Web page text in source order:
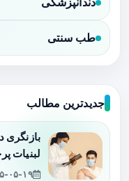
طب سنتی
جدیدترین مطالب
لبنیات
۱۴۰۵-